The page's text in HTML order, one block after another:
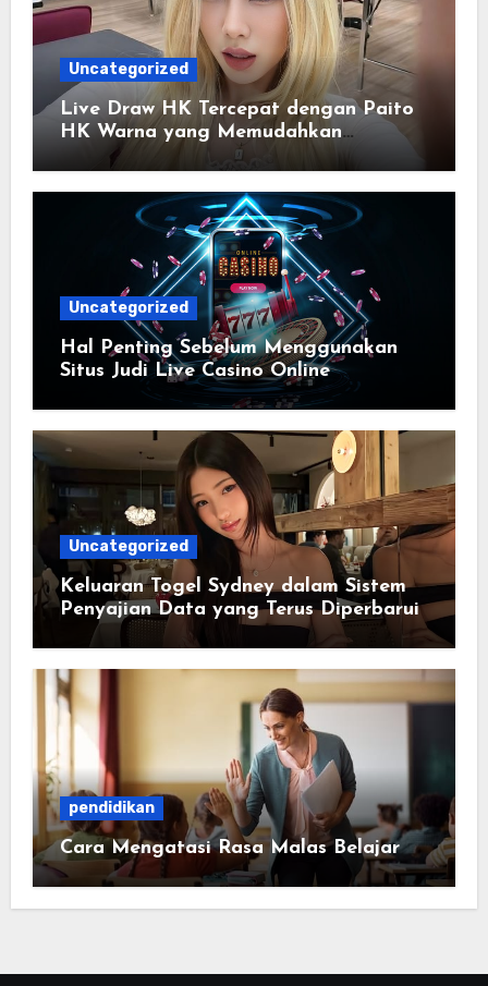
Uncategorized
Live Draw HK Tercepat dengan Paito
HK Warna yang Memudahkan
Membaca Riwayat Data
Uncategorized
Hal Penting Sebelum Menggunakan
Situs Judi Live Casino Online
Uncategorized
Keluaran Togel Sydney dalam Sistem
Penyajian Data yang Terus Diperbarui
pendidikan
Cara Mengatasi Rasa Malas Belajar